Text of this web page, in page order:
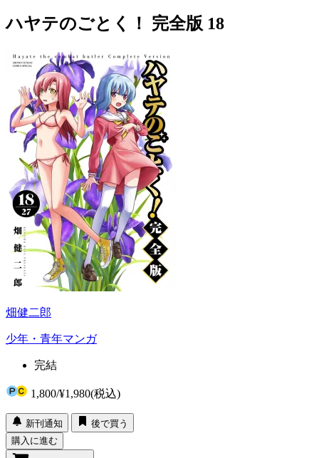
ハヤテのごとく！ 完全版 18
畑健二郎
少年・青年マンガ
完結
1,800/¥1,980(税込)
新刊通知
後で買う
購入に進む